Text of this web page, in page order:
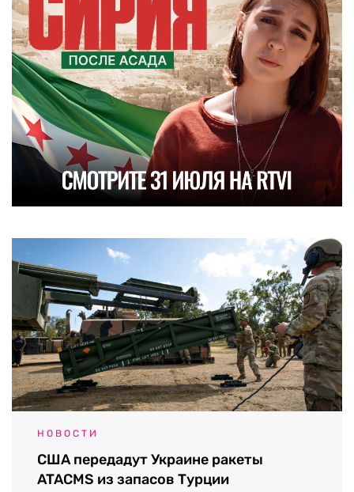
НОВОСТИ
США передадут Украине ракеты
ATACMS из запасов Турции